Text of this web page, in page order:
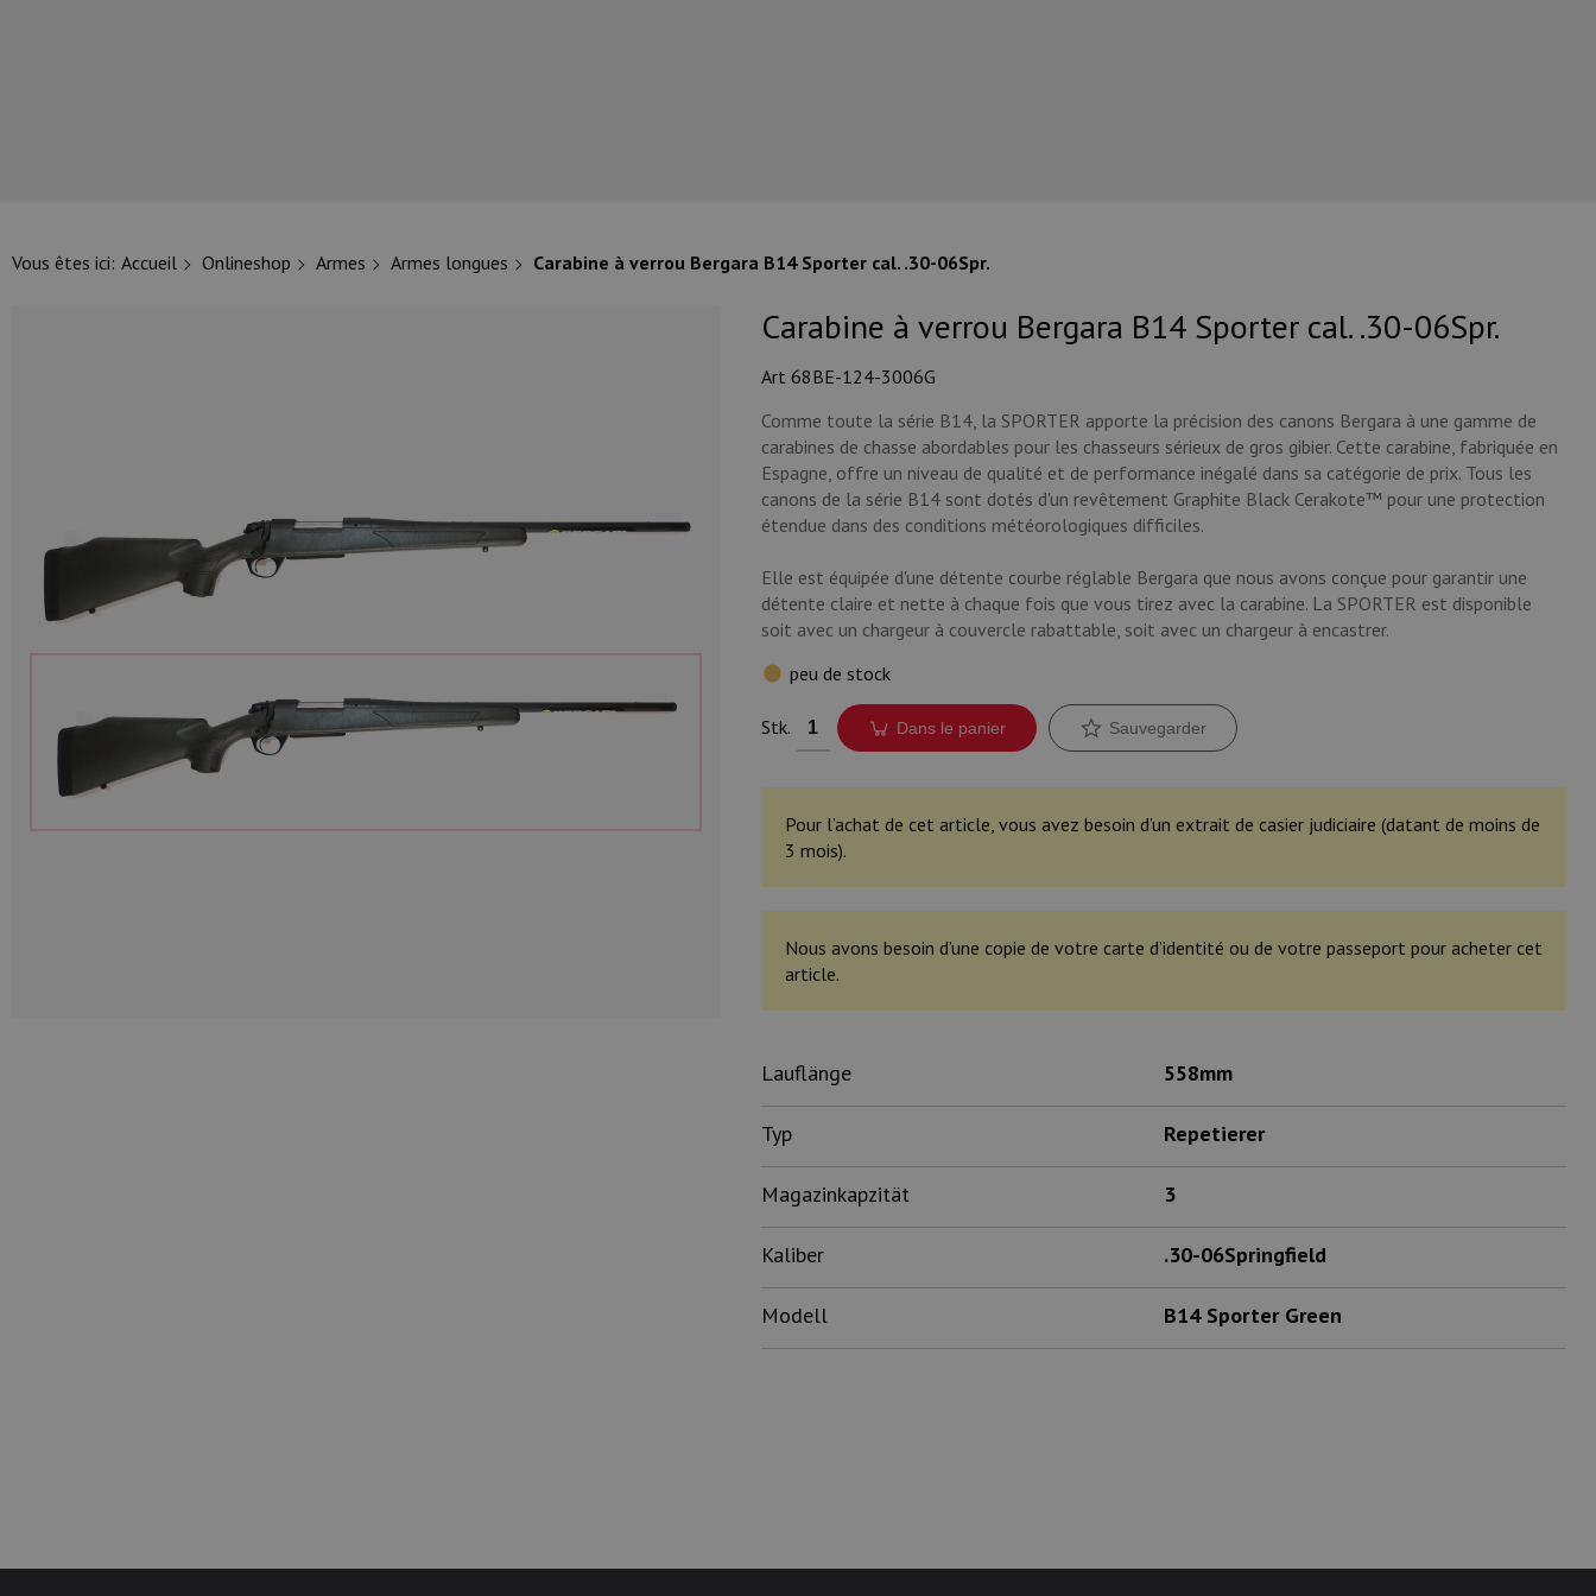
Vous êtes ici: Accueil Onlineshop Armes Armes longues Carabine à verrou Bergara B14 Sporter cal. .30-06Spr.
Carabine à verrou Bergara B14 Sporter cal. .30-06Spr.
Art 68BE-124-3006G
Comme toute la série B14, la SPORTER apporte la précision des canons Bergara à une gamme de
carabines de chasse abordables pour les chasseurs sérieux de gros gibier. Cette carabine, fabriquée en
Espagne, offre un niveau de qualité et de performance inégalé dans sa catégorie de prix. Tous les
canons de la série B14 sont dotés d'un revêtement Graphite Black Cerakote™ pour une protection
étendue dans des conditions météorologiques difficiles.
Elle est équipée d'une détente courbe réglable Bergara que nous avons conçue pour garantir une
détente claire et nette à chaque fois que vous tirez avec la carabine. La SPORTER est disponible
soit avec un chargeur à couvercle rabattable, soit avec un chargeur à encastrer.
peu de stock
Stk. Dans le panier Sauvegarder
Pour l’achat de cet article, vous avez besoin d’un extrait de casier judiciaire (datant de moins de
3 mois).
Nous avons besoin d’une copie de votre carte d’identité ou de votre passeport pour acheter cet
article.
Lauflänge 558mm
Typ Repetierer
Magazinkapzität 3
Kaliber .30-06Springfield
Modell B14 Sporter Green
Munitions
Armes
Lampes et accessoires